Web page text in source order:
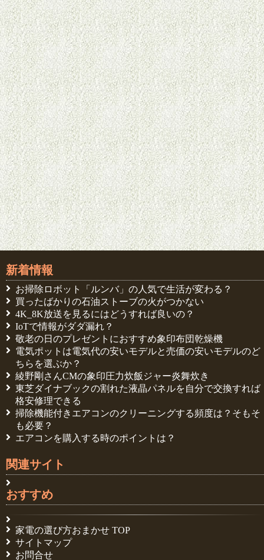
新着情報
お掃除ロボット「ルンバ」の人気で生活が変わる？
買ったばかりの石油ストーブの火がつかない
4K_8K放送を見るにはどうすれば良いの？
IoTで情報がダダ漏れ？
敬老の日のプレゼントにおすすめ象印布団乾燥機
電気ポットは電気代の安いモデルと売価の安いモデルのど
ちらを選ぶか？
綾野剛さんCMの象印圧力炊飯ジャー炎舞炊き
東芝ダイナブックの割れた液晶パネルを自分で交換すれば
格安修理できる
掃除機能付きエアコンのクリーニングする頻度は？そもそ
も必要？
エアコンを購入する時のポイントは？
関連サイト
おすすめ
家電の選び方おまかせ TOP
サイトマップ
お問合せ